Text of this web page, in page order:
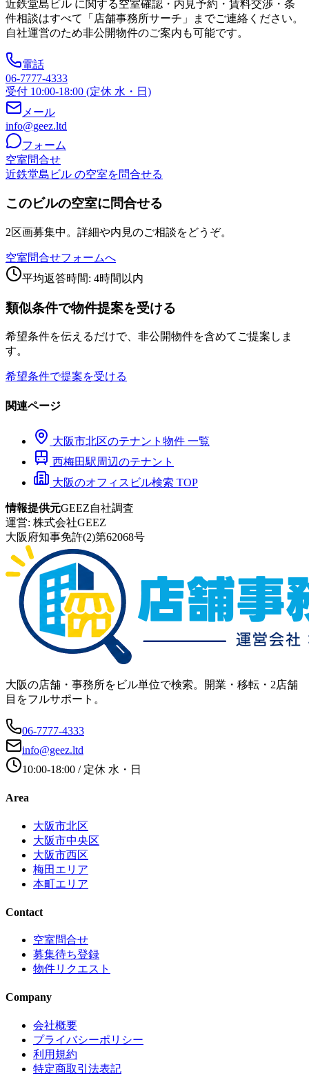
近鉄堂島ビル に関する空室確認・内見予約・賃料交渉・条
件相談はすべて「店舗事務所サーチ」までご連絡ください。
自社運営のため非公開物件のご案内も可能です。
電話
06-7777-4333
受付 10:00-18:00 (定休 水・日)
メール
info@geez.ltd
フォーム
空室問合せ
近鉄堂島ビル の空室を問合せる
このビルの空室に問合せる
2区画募集中。詳細や内見のご相談をどうぞ。
空室問合せフォームへ
平均返答時間: 4時間以内
類似条件で物件提案を受ける
希望条件を伝えるだけで、非公開物件を含めてご提案しま
す。
希望条件で提案を受ける
関連ページ
大阪市北区のテナント物件 一覧
西梅田駅周辺のテナント
大阪のオフィスビル検索 TOP
情報提供元GEEZ自社調査
運営: 株式会社GEEZ
大阪府知事免許(2)第62068号
大阪の店舗・事務所をビル単位で検索。開業・移転・2店舗
目をフルサポート。
06-7777-4333
info@geez.ltd
10:00-18:00 / 定休 水・日
Area
大阪市北区
大阪市中央区
大阪市西区
梅田エリア
本町エリア
Contact
空室問合せ
募集待ち登録
物件リクエスト
Company
会社概要
プライバシーポリシー
利用規約
特定商取引法表記